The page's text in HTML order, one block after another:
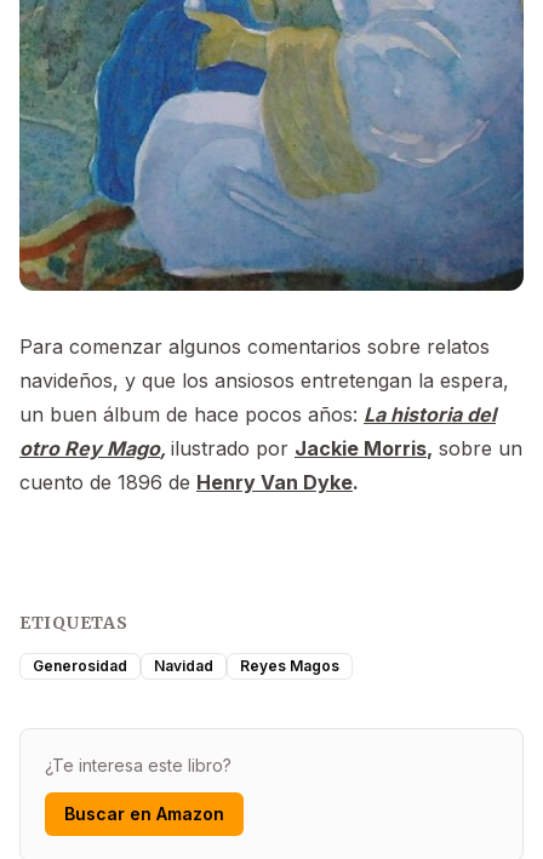
Para comenzar algunos comentarios sobre relatos
navideños, y que los ansiosos entretengan la espera,
un buen álbum de hace pocos años: La historia del
otro Rey Mago, ilustrado por Jackie Morris, sobre un
cuento de 1896 de Henry Van Dyke.
ETIQUETAS
Generosidad Navidad Reyes Magos
¿Te interesa este libro?
Buscar en Amazon